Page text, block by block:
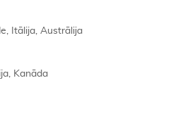
Itālija, Austrālija
Kanāda